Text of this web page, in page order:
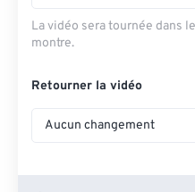
La vidéo sera tournée dans
montre.
Retourner la vidéo
Aucun changement